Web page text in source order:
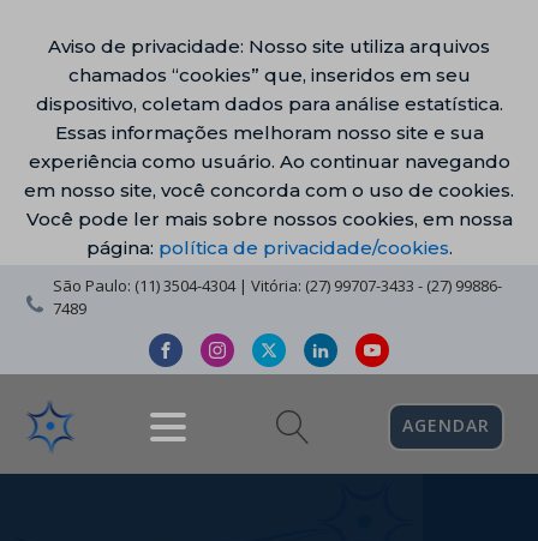
Aviso de privacidade: Nosso site utiliza arquivos
chamados “cookies” que, inseridos em seu
dispositivo, coletam dados para análise estatística.
Essas informações melhoram nosso site e sua
experiência como usuário. Ao continuar navegando
em nosso site, você concorda com o uso de cookies.
Você pode ler mais sobre nossos cookies, em nossa
página: política de privacidade/cookies.
São Paulo: (11) 3504-4304 | Vitória: (27) 99707-3433 - (27) 99886-
7489
AGENDAR